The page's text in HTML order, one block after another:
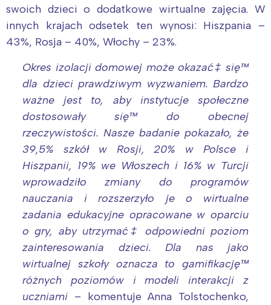
swoich dzieci o dodatkowe wirtualne zajęcia. W
innych krajach odsetek ten wynosi: Hiszpania –
43%, Rosja – 40%, Włochy – 23%.
Okres izolacji domowej może okazać‡ się™
dla dzieci prawdziwym wyzwaniem. Bardzo
ważne jest to, aby instytucje społeczne
dostosowały się™ do obecnej
rzeczywistości. Nasze badanie pokazało, że
39,5% szkół w Rosji, 20% w Polsce i
Hiszpanii, 19% we Włoszech i 16% w Turcji
wprowadziło zmiany do programów
nauczania i rozszerzyło je o wirtualne
zadania edukacyjne opracowane w oparciu
o gry, aby utrzymać‡ odpowiedni poziom
zainteresowania dzieci. Dla nas jako
wirtualnej szkoły oznacza to gamifikację™
różnych poziomów i modeli interakcji z
uczniami – komentuje Anna Tolstochenko,